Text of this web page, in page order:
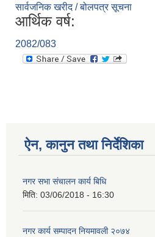
सार्वजनिक खरीद / बोलपत्र सूचना
आर्थिक वर्ष:
2082/083
ऐन, कानुन तथा निर्देशिका
नगर सभा संचालन कार्य बिधि
मिति: 03/06/2018 - 16:30
नगर कार्य सम्पादन नियमावली २०७४